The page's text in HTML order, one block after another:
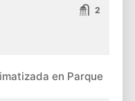
2
en Parque